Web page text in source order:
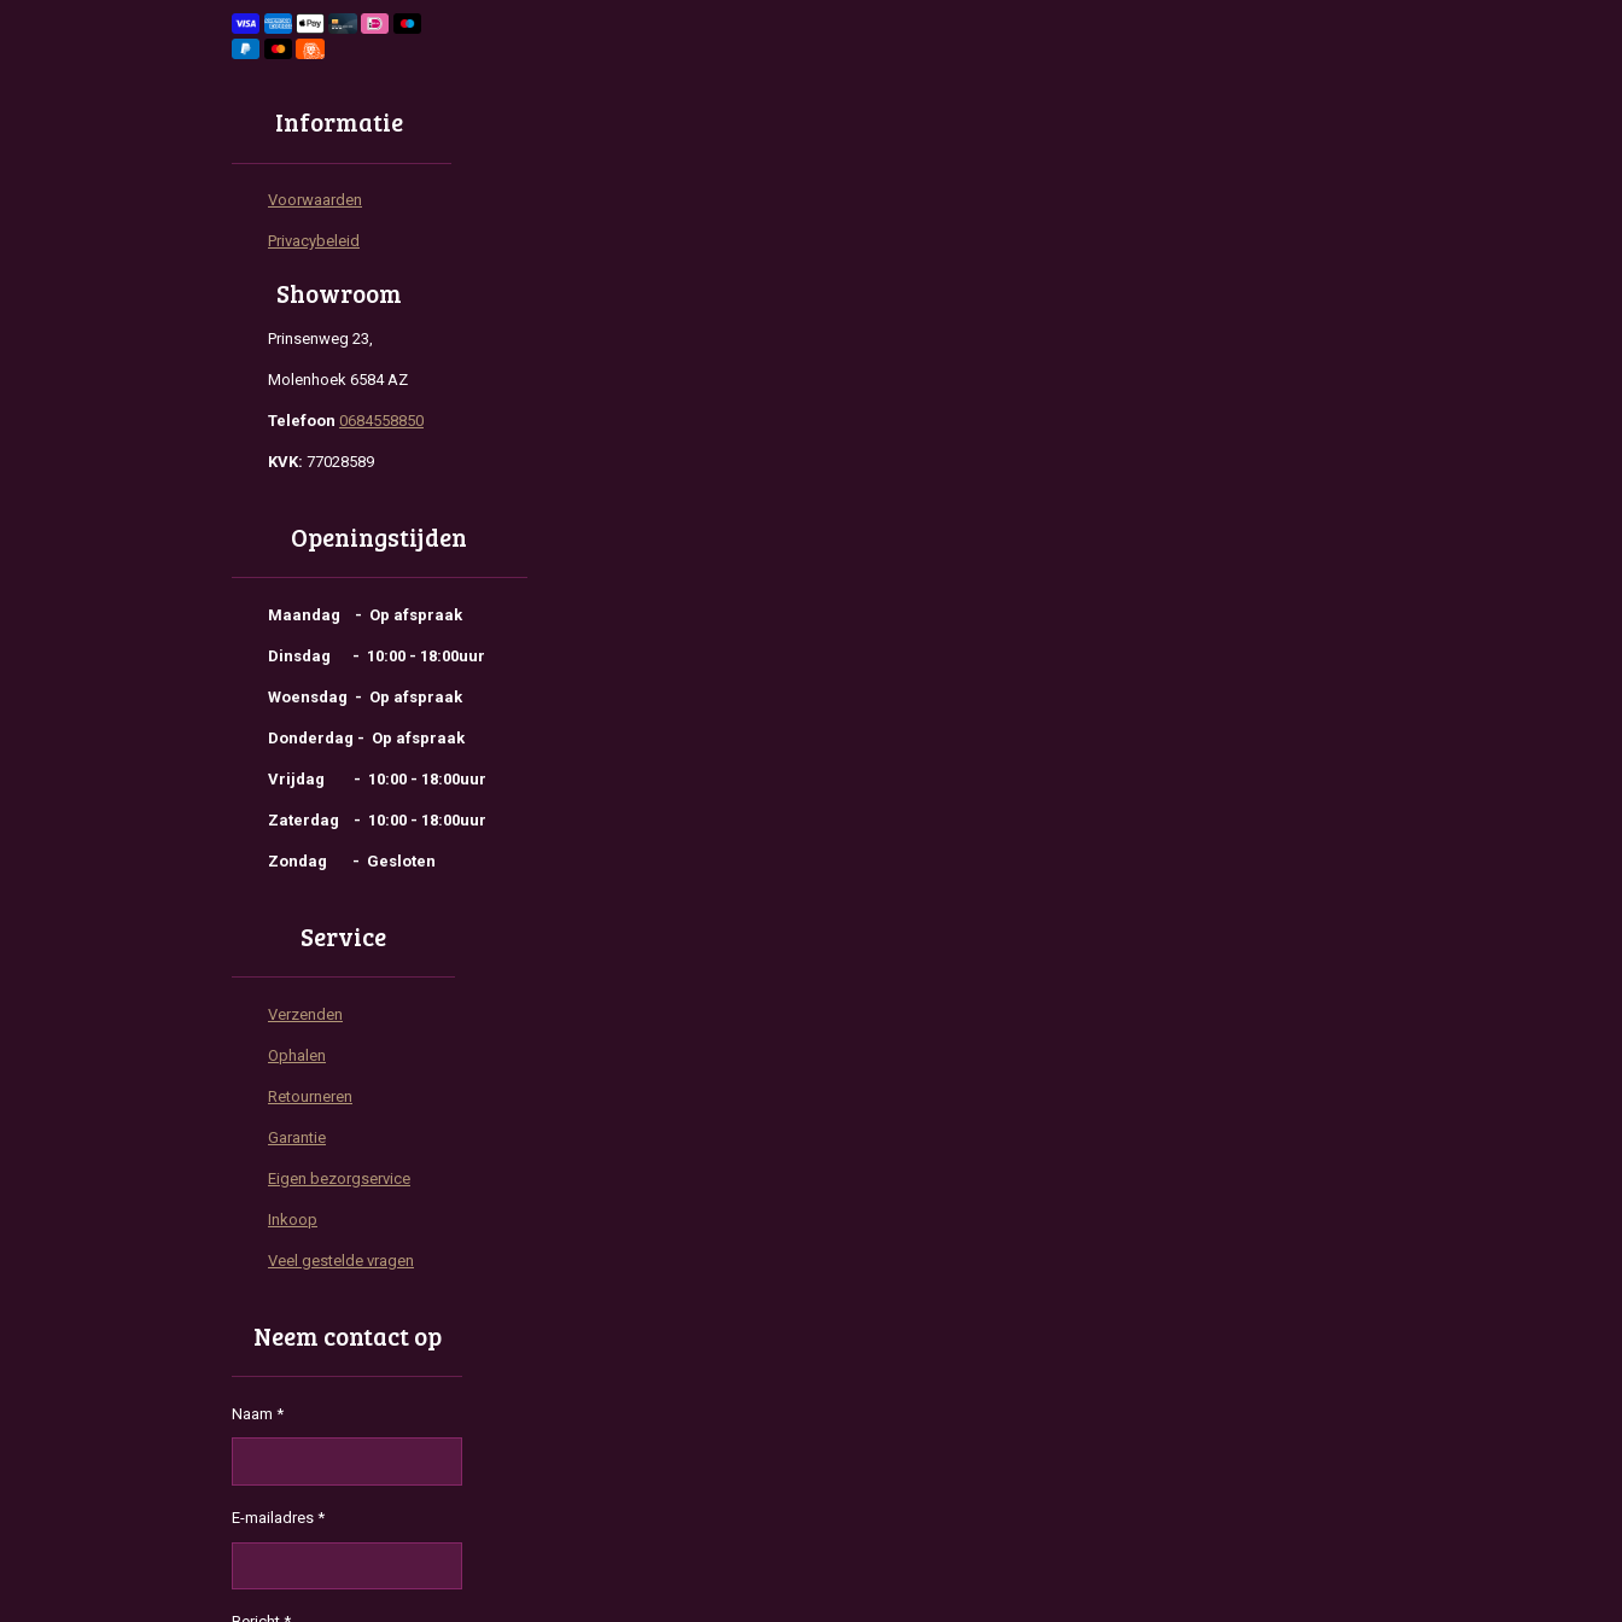
Informatie
Voorwaarden
Privacybeleid
Showroom
Prinsenweg 23,
Molenhoek 6584 AZ
Telefoon 0684558850
KVK: 77028589
Openingstijden
Maandag - Op afspraak
Dinsdag - 10:00 - 18:00uur
Woensdag - Op afspraak
Donderdag - Op afspraak
Vrijdag - 10:00 - 18:00uur
Zaterdag - 10:00 - 18:00uur
Zondag - Gesloten
Service
Verzenden
Ophalen
Retourneren
Garantie
Eigen bezorgservice
Inkoop
Veel gestelde vragen
Neem contact op
Naam *
E-mailadres *